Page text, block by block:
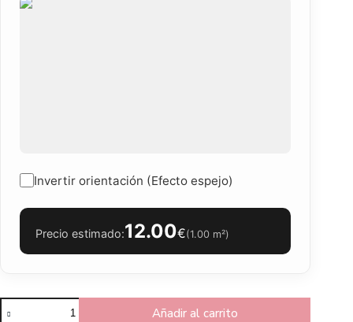
Invertir orientación (Efecto espejo)
Precio estimado:12.00€(1.00 m²)
Añadir al carrito